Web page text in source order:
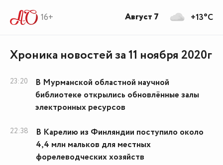
16+
Хроника новостей за 11 ноября 2020г
23:20
В Мурманской областной научной
библиотеке открылись обновлённые залы
электронных ресурсов
22:38
В Карелию из Финляндии поступило около
4,4 млн мальков для местных
форелеводческих хозяйств
+13°C
Август 7